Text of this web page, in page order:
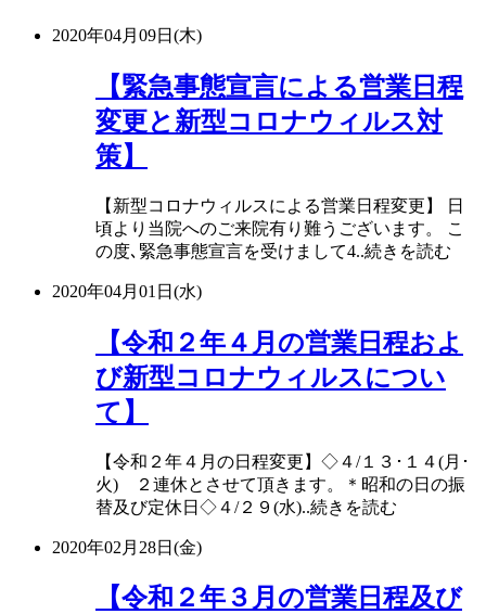
2020年04月09日(木)
【緊急事態宣言による営業日程
変更と新型コロナウィルス対
策】
【新型コロナウィルスによる営業日程変更】 日
頃より当院へのご来院有り難うございます。 こ
の度､緊急事態宣言を受けまして4..続きを読む
2020年04月01日(水)
【令和２年４月の営業日程およ
び新型コロナウィルスについ
て】
【令和２年４月の日程変更】◇４/１３･１４(月･
火) ２連休とさせて頂きます。＊昭和の日の振
替及び定休日◇４/２９(水)..続きを読む
2020年02月28日(金)
【令和２年３月の営業日程及び